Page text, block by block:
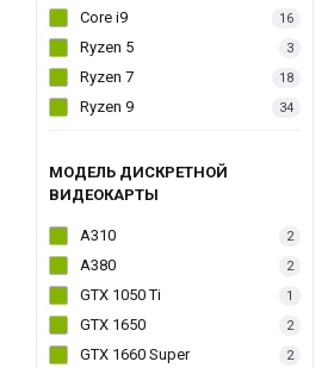
Core i9 16
Ryzen 5 3
Ryzen 7 18
Ryzen 9 34
МОДЕЛЬ ДИСКРЕТНОЙ
ВИДЕОКАРТЫ
A310 2
A380 2
GTX 1050 Ti 1
GTX 1650 2
GTX 1660 Super 2